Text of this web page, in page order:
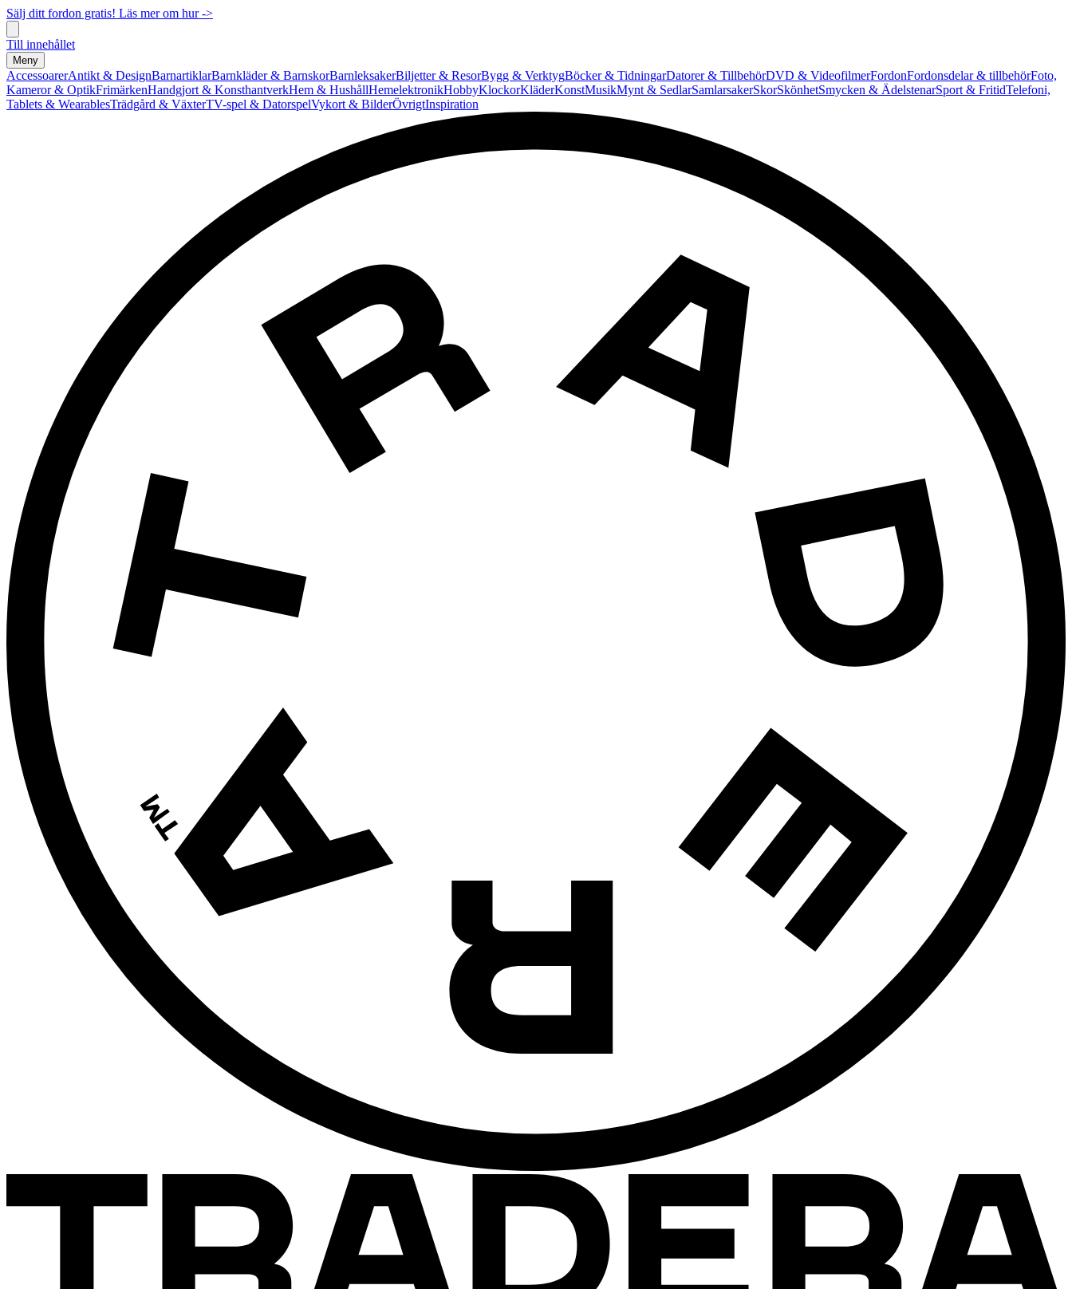
Sälj ditt fordon gratis! Läs mer om hur ->
Till innehållet
Meny
AccessoarerAntikt & DesignBarnartiklarBarnkläder & BarnskorBarnleksakerBiljetter & ResorBygg & VerktygBöcker & TidningarDatorer & TillbehörDVD & VideofilmerFordonFordonsdelar & tillbehörFoto,
Kameror & OptikFrimärkenHandgjort & KonsthantverkHem & HushållHemelektronikHobbyKlockorKläderKonstMusikMynt & SedlarSamlarsakerSkorSkönhetSmycken & ÄdelstenarSport & FritidTelefoni,
Tablets & WearablesTrädgård & VäxterTV-spel & DatorspelVykort & BilderÖvrigtInspiration